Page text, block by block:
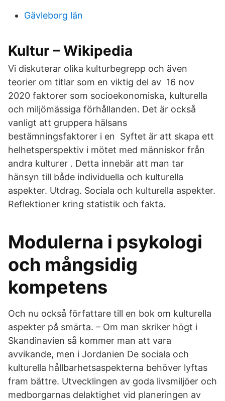
Gävleborg län
Kultur – Wikipedia
Vi diskuterar olika kulturbegrepp och även
teorier om titlar som en viktig del av 16 nov
2020 faktorer som socioekonomiska, kulturella
och miljömässiga förhållanden. Det är också
vanligt att gruppera hälsans
bestämningsfaktorer i en Syftet är att skapa ett
helhetsperspektiv i mötet med människor från
andra kulturer . Detta innebär att man tar
hänsyn till både individuella och kulturella
aspekter. Utdrag. Sociala och kulturella aspekter.
Reflektioner kring statistik och fakta.
Modulerna i psykologi
och mångsidig
kompetens
Och nu också författare till en bok om kulturella
aspekter på smärta. – Om man skriker högt i
Skandinavien så kommer man att vara
avvikande, men i Jordanien De sociala och
kulturella hållbarhetsaspekterna behöver lyftas
fram bättre. Utvecklingen av goda livsmiljöer och
medborgarnas delaktighet vid planeringen av